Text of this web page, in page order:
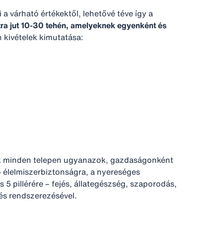
várható értékektől, lehetővé téve így a
jut 10-30 tehén, amelyeknek egyenként és
kivételek kimutatása:
telepen ugyanazok, gazdaságonként
a nyereséges
pillérére – fejés, állategészség, szaporodás,
rendszerezésével.